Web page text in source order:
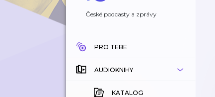
České podcasty a zprávy
PRO TEBE
AUDIOKNIHY
KATALOG